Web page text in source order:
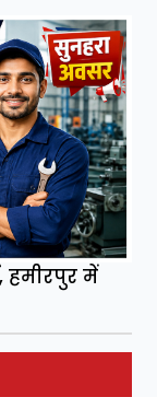
हमीरपुर में